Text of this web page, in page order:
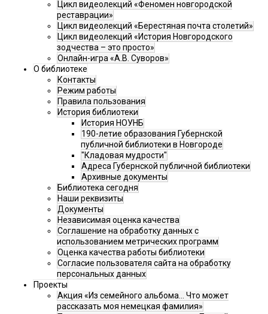
Цикл видеолекций «Феномен новгородской
реставрации»
Цикл видеолекций «Берестяная почта столетий»
Цикл видеолекций «История Новгородского
зодчества – это просто»
Онлайн-игра «А.В. Суворов»
О библиотеке
Контакты
Режим работы
Правила пользования
История библиотеки
История НОУНБ
190-летие образования Губернской
публичной библиотеки в Новгороде
"Кладовая мудрости"
Адреса Губернской публичной библиотеки
Архивные документы
Библиотека сегодня
Наши реквизиты
Документы
Независимая оценка качества
Соглашение на обработку данных с
использованием метрических программ
Оценка качества работы библиотеки
Согласие пользователя сайта на обработку
персональных данных
Проекты
Акция «Из семейного альбома... Что может
рассказать моя немецкая фамилия»